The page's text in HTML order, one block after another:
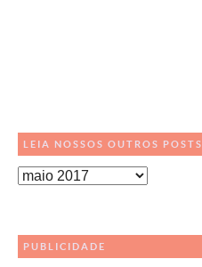
LEIA NOSSOS OUTROS POSTS
Leia
Posts
PUBLICIDADE